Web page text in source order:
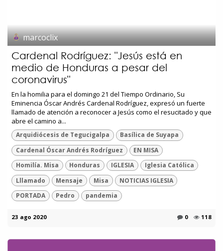
marcoclix
Cardenal Rodríguez: "Jesús está en
medio de Honduras a pesar del
coronavirus"
En la homilia para el domingo 21 del Tiempo Ordinario, Su
Eminencia Óscar Andrés Cardenal Rodríguez, expresó un fuerte
llamado de atención a reconocer a Jesús como el resucitado y que
abre el camino a...
Arquidiócesis de Tegucigalpa
Basílica de Suyapa
Cardenal Óscar Andrés Rodríguez
EN MISA
Homilía. Misa
Honduras IGLESIA
Iglesia Católica
Lllamado
Mensaje Misa
NOTICIAS IGLESIA
PORTADA
Pedro pandemia
23 ago 2020 0 118